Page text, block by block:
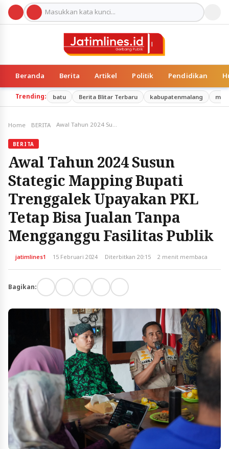
Beranda Berita Artikel Politik Pendidikan
Trending: batu Berita Blitar Terbaru kabupatenmalang
Home BERITA
BERITA
Awal Tahun 2024 Susun
Stategic Mapping Bupati
Trenggalek Upayakan PKL
Tetap Bisa Jualan Tanpa
Mengganggu Fasilitas Publik
jatimlines1 15 Februari 2024 Diterbitkan 20:15 2 menit membaca
Bagikan: